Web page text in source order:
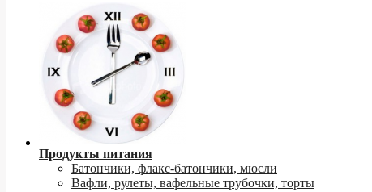
Продукты питания
Батончики, флакс-батончики, мюсли
Вафли, рулеты, вафельные трубочки, торты